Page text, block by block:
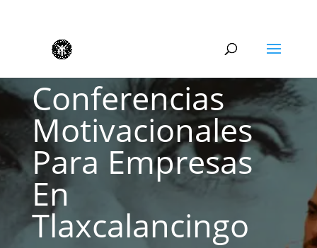
Conferencias
Motivacionales
Para Empresas
En
Tlaxcalancingo